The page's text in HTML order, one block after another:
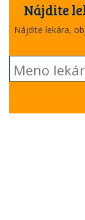
Nájdite
Nájdite lekára,